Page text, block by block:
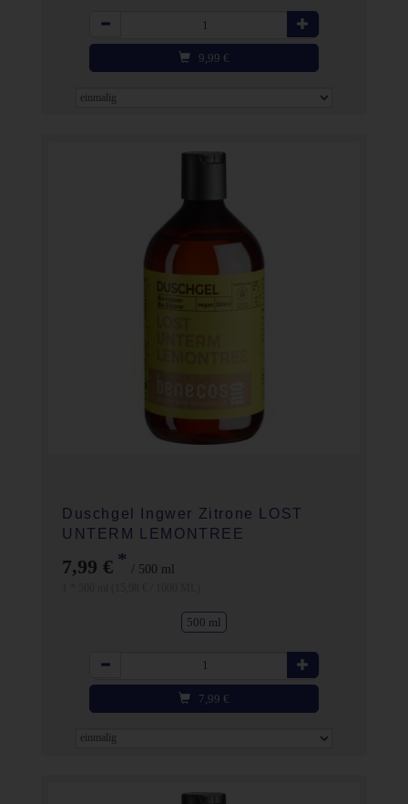
Anzahl
9,99 €
Duschgel Ingwer Zitrone LOST
UNTERM LEMONTREE
7,99 € * / 500 ml
500 ml
Anzahl
7,99 €